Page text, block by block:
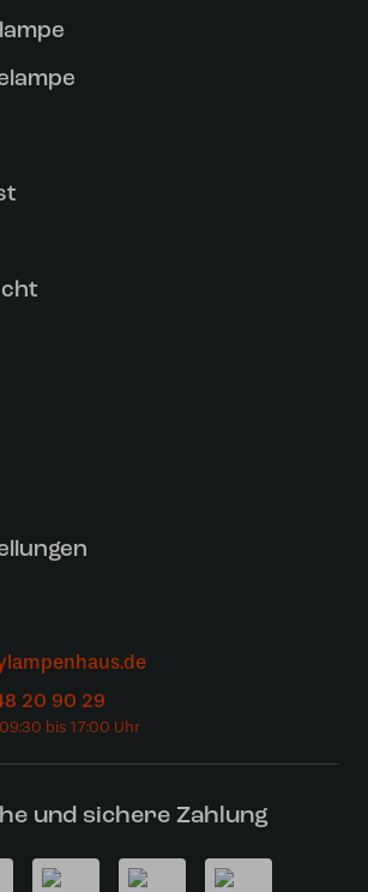
20 90 29
und sichere Zahlung